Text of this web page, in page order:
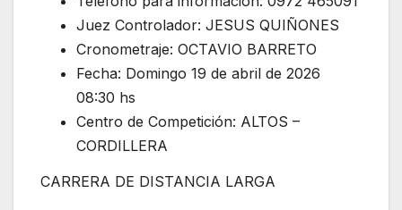
Juez Controlador: JESUS QUIÑONES
Cronometraje: OCTAVIO BARRETO
Fecha: Domingo 19 de abril de 2026
08:30 hs
Centro de Competición: ALTOS –
CORDILLERA
CARRERA DE DISTANCIA LARGA